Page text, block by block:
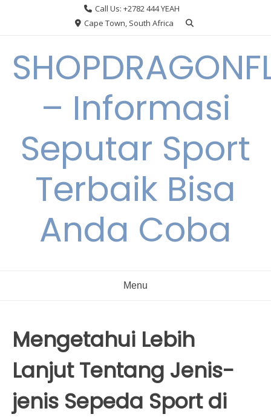
Call Us: +2782 444 YEAH
Cape Town, South Africa
– Informasi
Seputar Sport
Terbaik Bisa
Anda Coba
Menu
Mengetahui Lebih
Lanjut Tentang Jenis-
jenis Sepeda Sport di